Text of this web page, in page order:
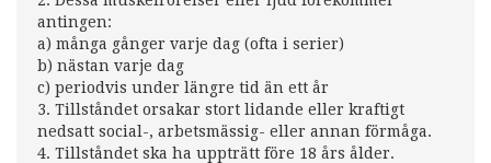
antingen:
a) många gånger varje dag (ofta i serier)
b) nästan varje dag
c) periodvis under längre tid än ett år
3. Tillståndet orsakar stort lidande eller kraftigt
nedsatt social-, arbetsmässig- eller annan förmåga.
4. Tillståndet ska ha uppträtt före 18 års ålder.